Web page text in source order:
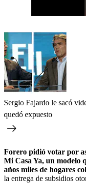
Sergio Fajardo le sacó
quedó expuesto
Forero pidió votar por
Mi Casa Ya, un modelo
años miles de hogares
la entrega de subsidios